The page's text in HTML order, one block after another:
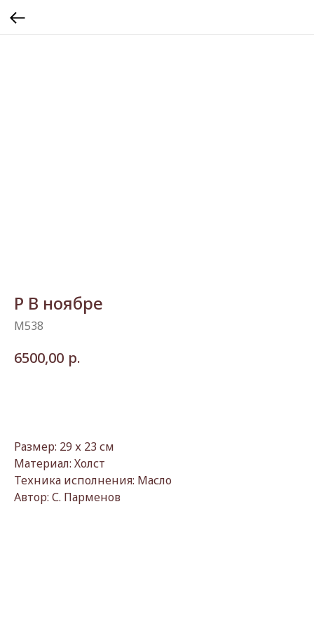
Р В ноябре
М538
6500,00 р.
Размер: 29 х 23 см
Материал: Холст
Техника исполнения: Масло
Автор: С. Парменов